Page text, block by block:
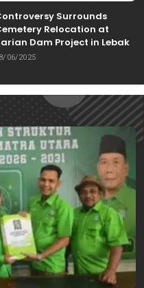
Surrounds
Relocation at
Dam Project in Lebak,
06/2025